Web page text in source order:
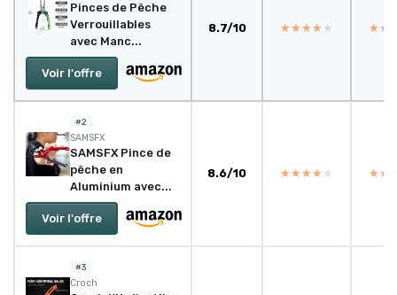
Pinces de Pêche
Verrouillables
avec Manc...
Voir l'offre
8.7/10 ★★★★★
★★★★★
#2
‎SAMSFX
SAMSFX Pince de
pêche en
Aluminium avec...
Voir l'offre
8.6/10 ★★★★★
★★★★★
#3
Croch